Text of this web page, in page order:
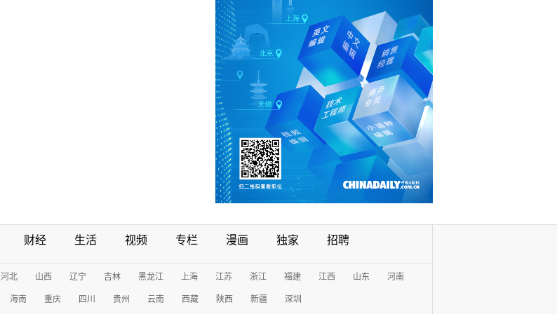
财经 生活 视频 专栏 漫画 独家 招聘
河北 山西 辽宁 吉林 黑龙江 上海 江苏 浙江 福建 江西 山东 河南
海南 重庆 四川 贵州 云南 西藏 陕西 新疆 深圳